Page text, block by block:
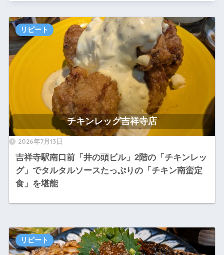
2026年7月13日
吉祥寺駅南口前「井の頭ビル」2階の「チキンレッ
グ」でタルタルソースたっぷりの「チキン南蛮定
食」を堪能
チキンレッグ吉祥寺店
リピート
リピート